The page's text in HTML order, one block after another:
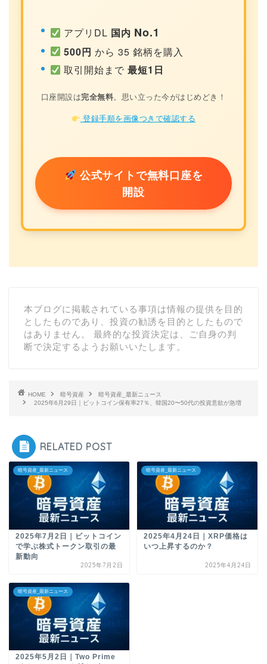
アプリDL 国内 No.1
500円 から 35 銘柄を購入
取引開始まで最短1日
口座開設は完全無料。思い立った今がはじめどき！
登録手順を画像つきで確認する
公式サイトで無料口座を
開設
本ブログに掲載されている事項は情報の提供を目的
としたものであり、投資の勧誘を目的としたもので
はありません。 最終的な投資決定は、ご自身の判
断で決定するようお願いいたします。
HOME 暗号資産
暗号資産_最新ニュース
2025年6月29日｜ビットコイン保有率27％、韓国20〜50代の投資意欲が急増
RELATED POST
暗号資産_最新ニュース
2025年7月2日｜ビットコイン
で学ぶ株式トークン取引の最
新動向
2025年7月2日
暗号資産_最新ニュース
2025年4月24日｜XRP価格は
いつ上昇するのか？
2025年4月24日
暗号資産_最新ニュース
2025年5月2日｜Two Prime